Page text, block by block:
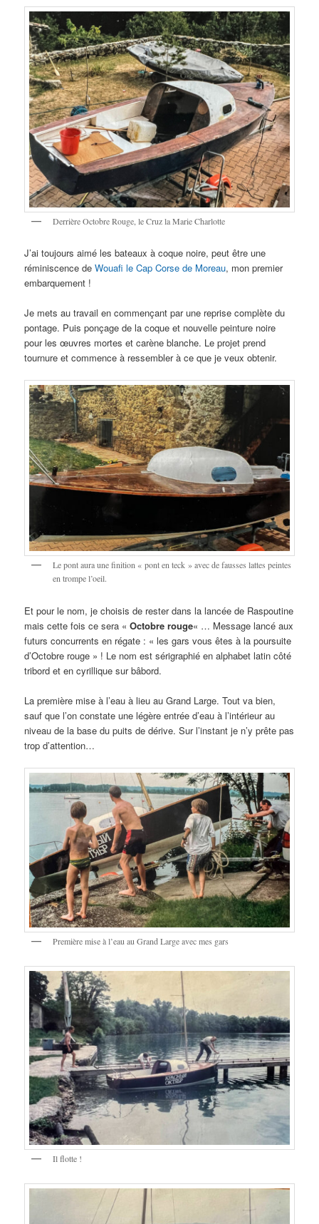
Derrière Octobre Rouge, le Cruz la Marie Charlotte
J’ai toujours aimé les bateaux à coque noire, peut être une
réminiscence deWouafi le Cap Corse de Moreau, mon premier
embarquement !
Je mets au travail en commençant par une reprise complète du
pontage. Puis ponçage de la coque et nouvelle peinture noire
pour les œuvres mortes et carène blanche. Le projet prend
tournure et commence à ressembler à ce que je veux obtenir.
Le pont aura une finition « pont en teck » avec de fausses lattes peintes
en trompe l’oeil.
Et pour le nom, je choisis de rester dans la lancée de Raspoutine
mais cette fois ce sera «Octobre rouge« … Message lancé aux
futurs concurrents en régate : « les gars vous êtes à la poursuite
d’Octobre rouge » ! Le nom est sérigraphié en alphabet latin côté
tribord et en cyrillique sur bâbord.
La première mise à l’eau à lieu au Grand Large. Tout va bien,
sauf que l’on constate une légère entrée d’eau à l’intérieur au
niveau de la base du puits de dérive. Sur l’instant je n’y prête pas
trop d’attention…
Première mise à l’eau au Grand Large avec mes gars
Il flotte !